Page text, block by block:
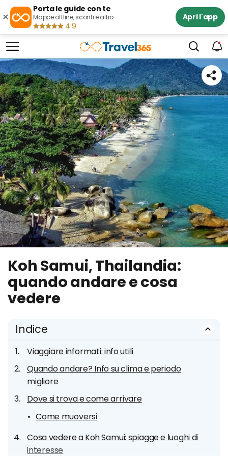
×
Porta le guide con te
Mappe offline, sconti e altro
4.9
Apri l'app
Koh Samui, Thailandia:
quando andare e cosa
vedere
Indice
Viaggiare informati: info utili
Quando andare? Info su clima e periodo
migliore
Dove si trova e come arrivare
Come muoversi
Cosa vedere a Koh Samui: spiagge e luoghi di
interesse